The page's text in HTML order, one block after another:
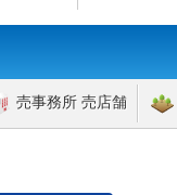
売事務所 売店舗